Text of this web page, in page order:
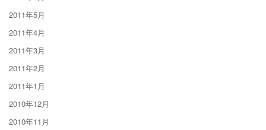
2011年5月
2011年4月
2011年3月
2011年2月
2011年1月
2010年12月
2010年11月